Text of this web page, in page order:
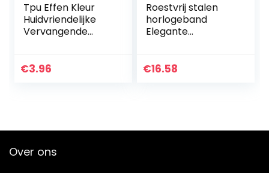
Tpu Effen Kleur
Huidvriendelijke
Vervangende
Band
€3.96
Roestvrij stalen
horlogeband
Elegante
horlogeband voor
€16.58
Over ons